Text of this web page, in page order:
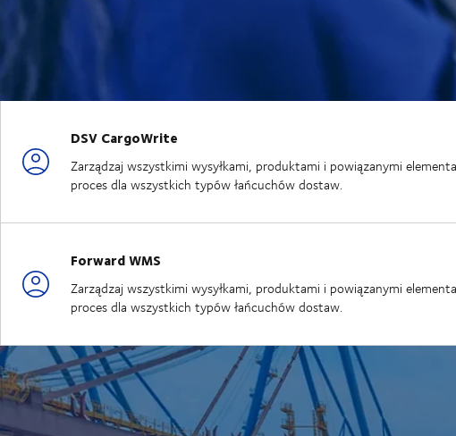
DSV CargoWrite
Zarządzaj wszystkimi wysyłkami, produktami i powiązanymi
proces dla wszystkich typów łańcuchów dostaw.
Forward WMS
Zarządzaj wszystkimi wysyłkami, produktami i powiązanymi
proces dla wszystkich typów łańcuchów dostaw.